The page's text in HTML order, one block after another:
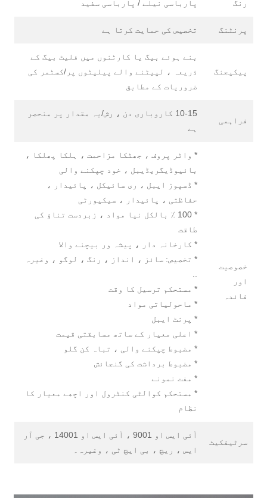
رنگ پارباسی نیلے / پارباسی سفید
پرنٹنگ تخصیص کی حمایت کرتا ہے
پیکیجنگ
بنے ہوئے بیگ یا کارٹنوں میں فلیٹ بیگ کے
ذریعہ ، لپیٹنے والے پیلیٹوں پر/کسٹمر کی
ضروریات کے مطابق
فراہمی
10-15 کاروباری دن ، رش/یہ مقدار پر منحصر
ہے
خصوصیت
اور
فائدہ
* واٹر پروف ، جھٹکا مزاحمت ، ہلکا پھلکا ،
بائیوڈیگریڈیبل ، خود چپکنے والی
* ڈسپوز ایبل ، ری سائیکل ، پائیدار ،
حفاظتی ، پائیدار ، سیکیورٹی
* 100 ٪ بالکل نیا مواد ، زبردست تناؤ کی
طاقت
* کارخانہ دار ، پیشہ ور بیچنے والا
* تخصیص: سائز ، انداز ، رنگ ، لوگو ، وغیرہ
* مستحکم ترسیل کا وقت
* ماحولیاتی مواد
* پرنٹ ایبل
* اعلی معیار کے ساتھ مسابقتی قیمت
* مضبوط چپکنے والی ، تباہ کن گلو
* مضبوط برداشت کی گنجائش
* مفت نمونے
* مستحکم کوالٹی کنٹرول اور اچھے معیار کا
نظام
سرٹیفکیٹ
آئی ایس او 9001 ، آئی ایس او 14001 ، جی آر
ایس ، ریچ ، بی ایچ ٹی ، وغیرہ۔